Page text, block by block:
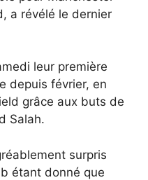
a révélé le dernier
leur première
depuis février, en
grâce aux buts de
Salah.
surpris
étant donné que